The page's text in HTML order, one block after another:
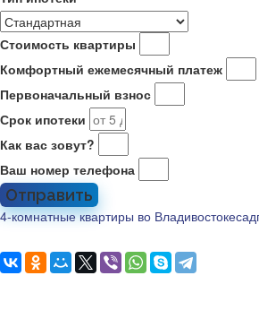
Стоимость квартиры
Комфортный ежемесячный платеж
Первоначальный взнос
Срок ипотеки
Как вас зовут?
Ваш номер телефона
Отправить
4-комнатные квартиры во Владивостоке